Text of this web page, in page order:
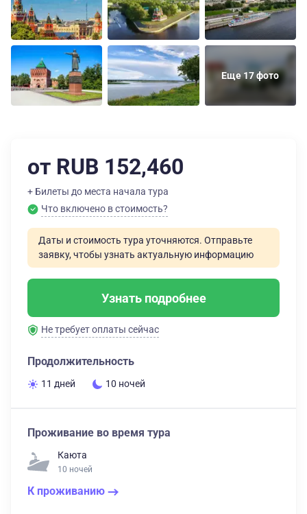
Еще 17 фото
от RUB 152,460
+ Билеты до места начала тура
Что включено в стоимость?
Даты и стоимость тура уточняются. Отправьте
заявку, чтобы узнать актуальную информацию
Узнать подробнее
Не требует оплаты сейчас
Продолжительность
11 дней 10 ночей
Проживание во время тура
Каюта
10 ночей
К проживанию